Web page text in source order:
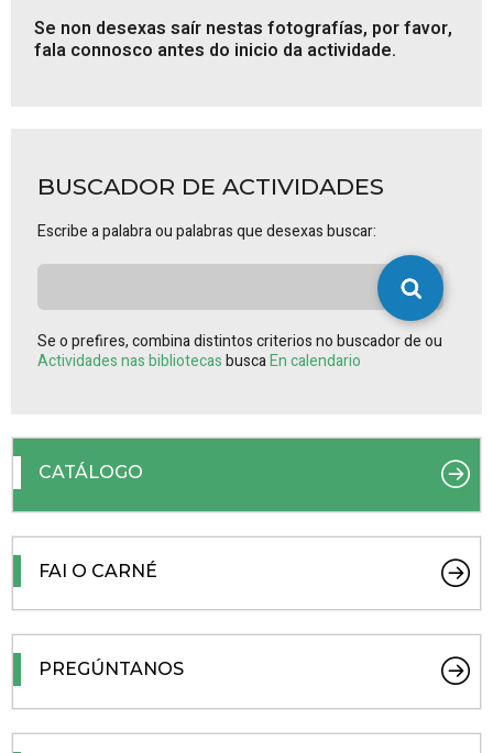
Se non desexas saír nestas fotografías, por favor,
fala connosco antes do inicio da actividade.
BUSCADOR DE ACTIVIDADES
Escribe a palabra ou palabras que desexas buscar:
Se o prefires, combina distintos criterios no buscador de ou
Actividades nas bibliotecasbuscaEn calendario
CATÁLOGO
FAI O CARNÉ
PREGÚNTANOS